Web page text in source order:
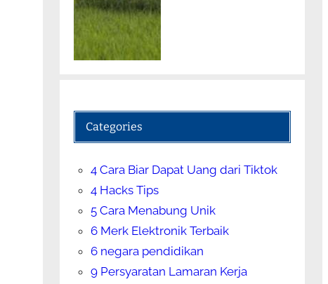
Categories
4 Cara Biar Dapat Uang dari Tiktok
4 Hacks Tips
5 Cara Menabung Unik
6 Merk Elektronik Terbaik
6 negara pendidikan
9 Persyaratan Lamaran Kerja